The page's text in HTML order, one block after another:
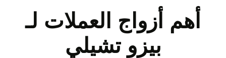
أهم أزواج العملات لـ
بيزو تشيلي